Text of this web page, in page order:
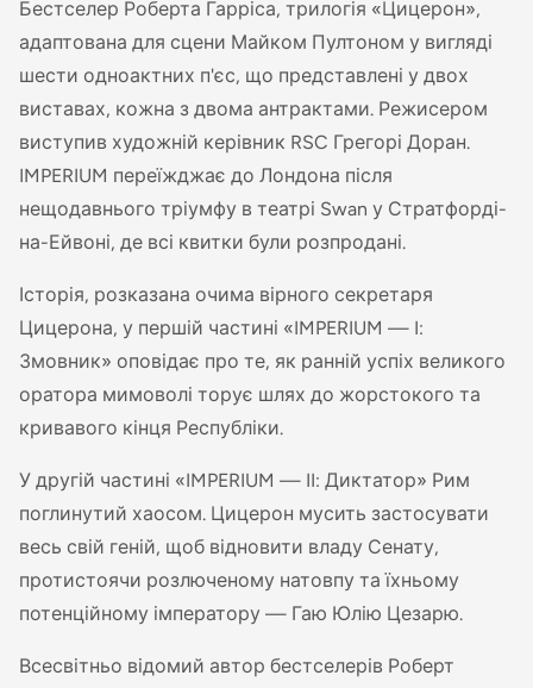
Бестселер Роберта Гарріса, трилогія «Цицерон»,
адаптована для сцени Майком Пултоном у вигляді
шести одноактних п'єс, що представлені у двох
виставах, кожна з двома антрактами. Режисером
виступив художній керівник RSC Грегорі Доран.
IMPERIUM переїжджає до Лондона після
нещодавнього тріумфу в театрі Swan у Стратфорді-
на-Ейвоні, де всі квитки були розпродані.
Історія, розказана очима вірного секретаря
Цицерона, у першій частині «IMPERIUM — I:
Змовник» оповідає про те, як ранній успіх великого
оратора мимоволі торує шлях до жорстокого та
кривавого кінця Республіки.
У другій частині «IMPERIUM — II: Диктатор» Рим
поглинутий хаосом. Цицерон мусить застосувати
весь свій геній, щоб відновити владу Сенату,
протистоячи розлюченому натовпу та їхньому
потенційному імператору — Гаю Юлію Цезарю.
Всесвітньо відомий автор бестселерів Роберт